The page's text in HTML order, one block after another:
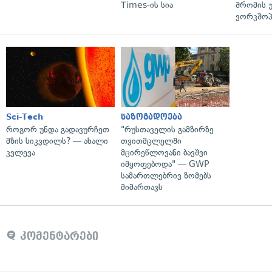
Times-ის სია
შრომის
Sci-Tech
როგორ უნდა გადავურჩეთ
მზის სიკვდილს? — ახალი
კვლევა
საზოგადოება
"რუსთაველის გამზირზე
თვითმცლელში
მცირეწლოვანი ბავშვი
იმყოფებოდა" — GWP
სამართლებრივ ზომებს
მიმართავს
კომენტარები